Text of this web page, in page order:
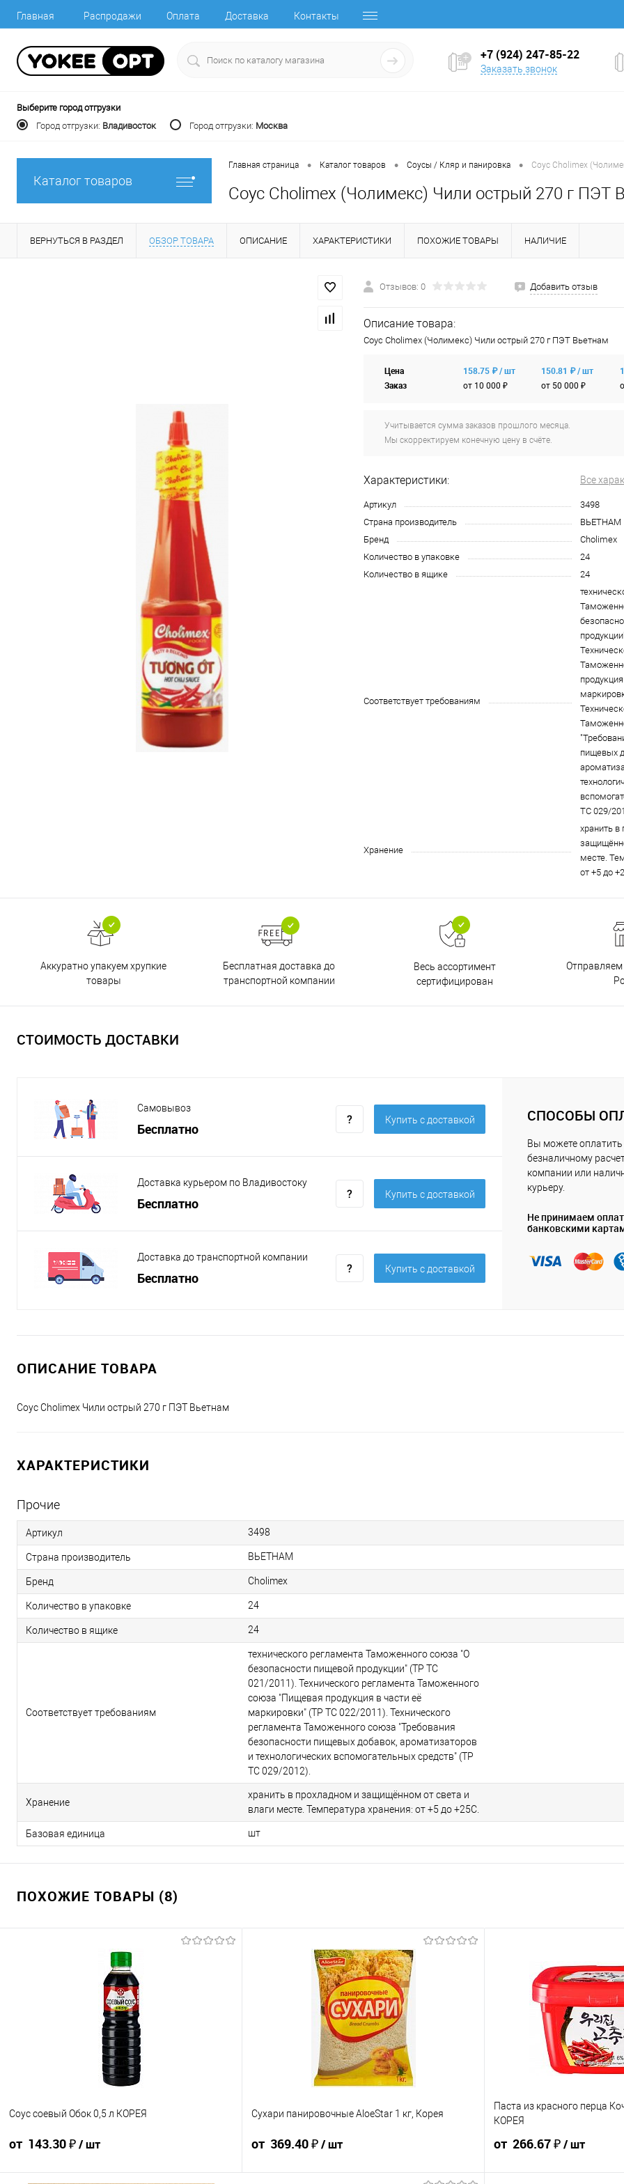
Главная Распродажи Оплата Доставка Контакты
+7 (924) 247-85-22
Заказать звонок
Выберите город отгрузки
Город отгрузки: Владивосток Город отгрузки: Москва
Каталог товаров
Главная страница • Каталог товаров • Соусы / Кляр и панировка • Соус Cholimex
Соус Cholimex (Чолимекс) Чили острый 270 г ПЭТ
ВЕРНУТЬСЯ В РАЗДЕЛ ОБЗОР ТОВАРА ОПИСАНИЕ ХАРАКТЕРИСТИКИ ПОХОЖИЕ ТОВАРЫ НАЛИЧИЕ
Отзывов: 0 Добавить отзыв
Описание товара:
Соус Cholimex (Чолимекс) Чили острый 270 г ПЭТ Вьетнам
Цена
Заказ
158.75 ₽ / шт
от 10 000 ₽
150.81 ₽ / шт
от 50 000 ₽
Учитывается сумма заказов прошлого месяца.
Мы скорректируем конечную цену в счёте.
Характеристики: Все
Артикул
3498
Страна производитель
ВЬЕТНАМ
Бренд
Cholimex
Количество в упаковке
24
Количество в ящике
24
Соответствует требованиям
пищевых
ТС 029/
Хранение
хранить в
месте.
от +5 до
Аккуратно упакуем хрупкие
товары
Бесплатная доставка до
транспортной компании
Весь ассортимент
сертифицирован
Отправляем
СТОИМОСТЬ ДОСТАВКИ
Самовывоз
Бесплатно
Купить c доставкой
Доставка курьером по Владивостоку
Бесплатно
Купить c доставкой
Доставка до транспортной компании
Бесплатно
Купить c доставкой
СПОСОБЫ
Вы можете оплатить
безналичному
компании или
курьеру.
Не принимаем
банковскими
ОПИСАНИЕ ТОВАРА
Соус Cholimex Чили острый 270 г ПЭТ Вьетнам
ХАРАКТЕРИСТИКИ
Прочие
Артикул 3498
Страна производитель ВЬЕТНАМ
Бренд Cholimex
Количество в упаковке 24
Количество в ящике 24
Соответствует требованиям
технического регламента Таможенного союза "О
безопасности пищевой продукции" (ТР ТС
021/2011). Технического регламента Таможенного
союза "Пищевая продукция в части её
маркировки" (ТР ТС 022/2011). Технического
регламента Таможенного союза "Требования
безопасности пищевых добавок, ароматизаторов
и технологических вспомогательных средств" (ТР
ТС 029/2012).
Хранение
хранить в прохладном и защищённом от света и
влаги месте. Температура хранения: от +5 до +25С.
Базовая единица шт
ПОХОЖИЕ ТОВАРЫ (8)
Соус соевый Обок 0,5 л КОРЕЯ
от 143.30 ₽/ шт
Сухари панировочные AloeStar 1 кг, Корея
от 369.40 ₽/ шт
Паста из красного перца
КОРЕЯ
от 266.67 ₽/ шт